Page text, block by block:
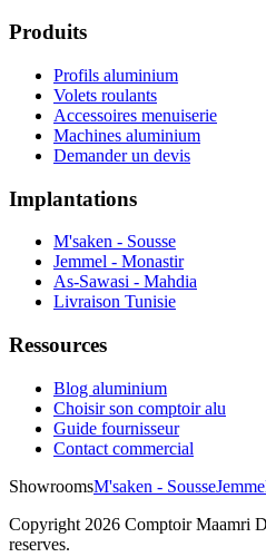
Produits
Profils aluminium
Volets roulants
Accessoires menuiserie
Machines aluminium
Demander un devis
Implantations
M'saken - Sousse
Jemmel - Monastir
As-Sawasi - Mahdia
Livraison Tunisie
Ressources
Blog aluminium
Choisir son comptoir alu
Guide fournisseur
Contact commercial
ShowroomsM'saken - Sousse
Copyright 2026 Comptoir Maamri
reserves.